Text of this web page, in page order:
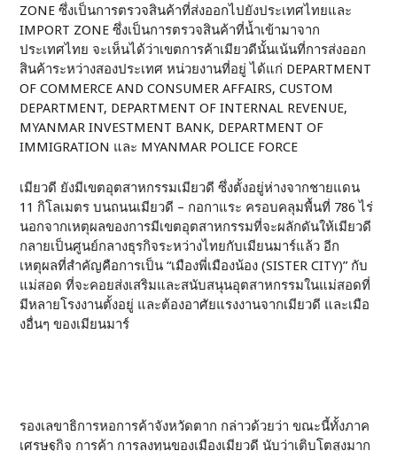
ZONE ซึ่งเป็นการตรวจสินค้าที่ส่งออกไปยังประเทศไทยและ
IMPORT ZONE ซึ่งเป็นการตรวจสินค้าที่น้ำเข้ามาจาก
ประเทศไทย จะเห็นได้ว่าเขตการค้าเมียวดีนั้นเน้นที่การส่งออก
สินค้าระหว่างสองประเทศ หน่วยงานที่อยู่ ได้แก่ DEPARTMENT
OF COMMERCE AND CONSUMER AFFAIRS, CUSTOM
DEPARTMENT, DEPARTMENT OF INTERNAL REVENUE,
MYANMAR INVESTMENT BANK, DEPARTMENT OF
IMMIGRATION และ MYANMAR POLICE FORCE
เมียวดี ยังมีเขตอุตสาหกรรมเมียวดี ซึ่งตั้งอยู่ห่างจากชายแดน
11 กิโลเมตร บนถนนเมียวดี – กอกาแระ ครอบคลุมพื้นที่ 786 ไร่
นอกจากเหตุผลของการมีเขตอุตสาหกรรมที่จะผลักดันให้เมียวดี
กลายเป็นศูนย์กลางธุรกิจระหว่างไทยกับเมียนมาร์แล้ว อีก
เหตุผลที่สำคัญคือการเป็น “เมืองพี่เมืองน้อง (SISTER CITY)” กับ
แม่สอด ที่จะคอยส่งเสริมและสนับสนุนอุตสาหกรรมในแม่สอดที่
มีหลายโรงงานตั้งอยู่ และต้องอาศัยแรงงานจากเมียวดี และเมือ
งอื่นๆ ของเมียนมาร์
รองเลขาธิการหอการค้าจังหวัดตาก กล่าวด้วยว่า ขณะนี้ทั้งภาค
เศรษฐกิจ การค้า การลงทุนของเมืองเมียวดี นับว่าเติบโตสูงมาก